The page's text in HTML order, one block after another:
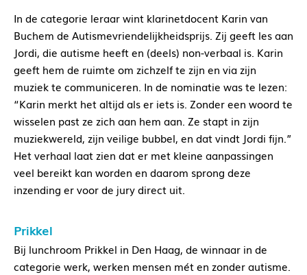
In de categorie leraar wint klarinetdocent Karin van
Buchem de Autismevriendelijkheidsprijs. Zij geeft les aan
Jordi, die autisme heeft en (deels) non-verbaal is. Karin
geeft hem de ruimte om zichzelf te zijn en via zijn
muziek te communiceren. In de nominatie was te lezen:
“Karin merkt het altijd als er iets is. Zonder een woord te
wisselen past ze zich aan hem aan. Ze stapt in zijn
muziekwereld, zijn veilige bubbel, en dat vindt Jordi fijn.”
Het verhaal laat zien dat er met kleine aanpassingen
veel bereikt kan worden en daarom sprong deze
inzending er voor de jury direct uit.
Prikkel
Bij lunchroom Prikkel in Den Haag, de winnaar in de
categorie werk, werken mensen mét en zonder autisme.